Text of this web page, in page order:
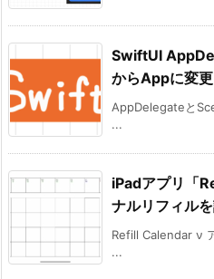
SwiftUI
からAppに変更
AppDelegateと
...
iPadアプリ「
ナルリフィル
Refill Calendar ν
...